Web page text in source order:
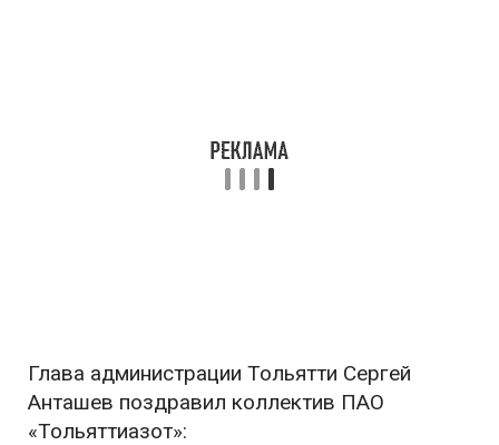
Глава администрации Тольятти Сергей
Анташев поздравил коллектив ПАО
«Тольяттиазот»: